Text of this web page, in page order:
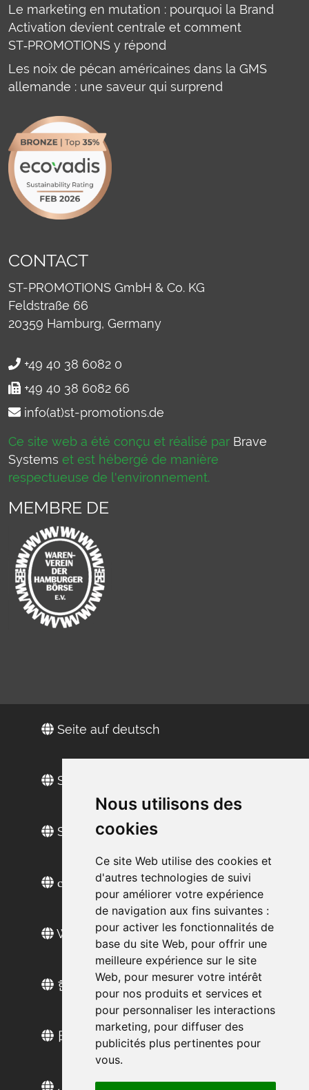
Nous utilisons des
cookies
Ce site Web utilise des cookies et
d'autres technologies de suivi
pour améliorer votre expérience
de navigation aux fins suivantes :
pour activer les fonctionnalités de
base du site Web, pour offrir une
meilleure expérience sur le site
Web, pour mesurer votre intérêt
pour nos produits et services et
pour personnaliser les interactions
marketing, pour diffuser des
publicités plus pertinentes pour
vous.
Le marketing en mutation : pourquoi la Brand
Activation devient centrale et comment
ST‑PROMOTIONS y répond
Les noix de pécan américaines dans la GMS
allemande : une saveur qui surprend
CONTACT
ST-PROMOTIONS GmbH & Co. KG
Feldstraße 66
20359 Hamburg, Germany
+49 40 38 6082 0
+49 40 38 6082 66
info(at)st-promotions.de
Ce site web a été conçu et réalisé par Brave
Systems et est hébergé de manière
respectueuse de l'environnement.
MEMBRE DE
Seite auf deutsch
Site in Englisch
Sitio web en español
сайт на русском
Web sitesi türkçe
한국 웹 사이트
日本語ウェブサイト
الموقع العربي